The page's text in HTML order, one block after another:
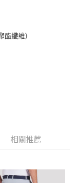
纖維）
相關推薦